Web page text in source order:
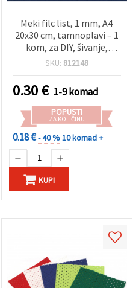
Meki filc list, 1 mm, A4
20x30 cm, tamnoplavi – 1
kom, za DIY, šivanje,
aplikacije i dječje
SKU: 812148
0.30€ 1-9 komad
POPUSTI
ZA KOLIČINU
0.18 €- 40 %10 komad +
KUPI